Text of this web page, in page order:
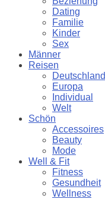
Dating
Familie
Kinder
Sex
Männer
Reisen
Deutschland
Europa
Individual
Welt
Schön
Accessoires
Beauty
Mode
Well & Fit
Fitness
Gesundheit
Wellness